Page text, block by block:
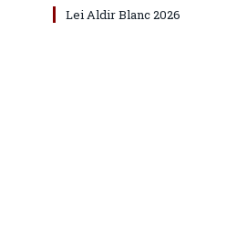
Lei Aldir Blanc 2026